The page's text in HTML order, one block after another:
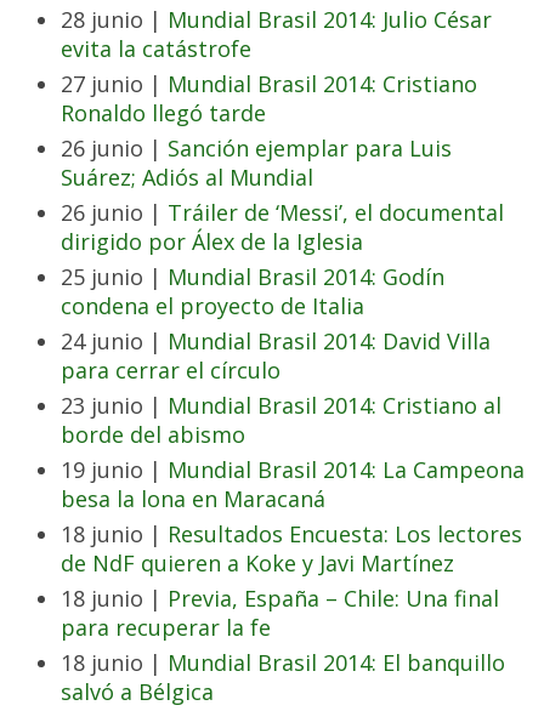
28 junio | Mundial Brasil 2014: Julio César
evita la catástrofe
27 junio | Mundial Brasil 2014: Cristiano
Ronaldo llegó tarde
26 junio | Sanción ejemplar para Luis
Suárez; Adiós al Mundial
26 junio | Tráiler de ‘Messi’, el documental
dirigido por Álex de la Iglesia
25 junio | Mundial Brasil 2014: Godín
condena el proyecto de Italia
24 junio | Mundial Brasil 2014: David Villa
para cerrar el círculo
23 junio | Mundial Brasil 2014: Cristiano al
borde del abismo
19 junio | Mundial Brasil 2014: La Campeona
besa la lona en Maracaná
18 junio | Resultados Encuesta: Los lectores
de NdF quieren a Koke y Javi Martínez
18 junio | Previa, España – Chile: Una final
para recuperar la fe
18 junio | Mundial Brasil 2014: El banquillo
salvó a Bélgica